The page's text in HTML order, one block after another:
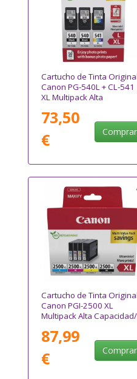
Cartucho de Tinta
Canon PG-540L + CL-541
XL Multipack Alta
Tricolor + Papel
73,50
€
Comprar
Cartucho de Tinta
Canon PGI-2500 XL
Multipack Alta Capacidad/
Negro
87,99
€
Comprar